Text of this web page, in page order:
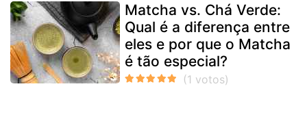
Matcha vs. Chá Verde:
Qual é a diferença entre
eles e por que o Matcha
é tão especial?